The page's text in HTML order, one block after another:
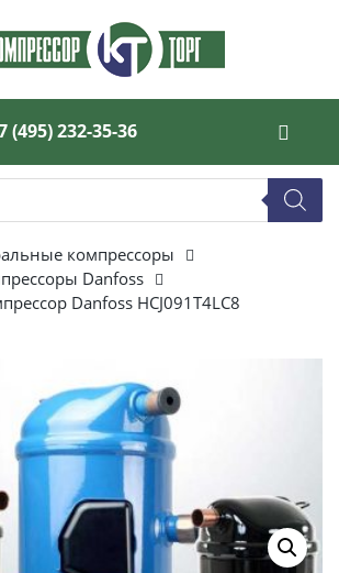
(495) 232-35-36
компрессоры
Danfoss
Danfoss HCJ091T4LC8